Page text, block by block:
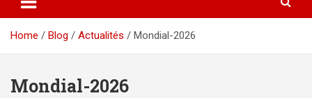
Home Blog Actualités Mondial-2026
Mondial-2026